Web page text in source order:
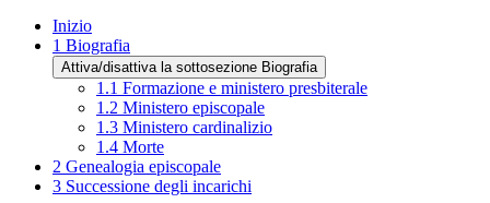
Inizio
1 Biografia
Attiva/disattiva la sottosezione Biografia
1.1 Formazione e ministero presbiterale
1.2 Ministero episcopale
1.3 Ministero cardinalizio
1.4 Morte
2 Genealogia episcopale
3 Successione degli incarichi